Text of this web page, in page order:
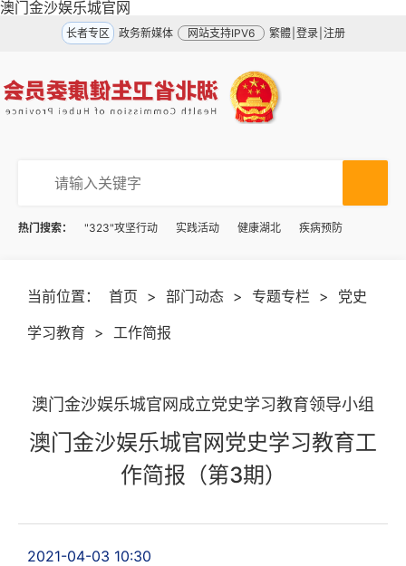
澳门金沙娱乐城官网
长者专区 政务新媒体 网站支持IPV6 繁體 登录 注册
热门搜索： "323"攻坚行动 实践活动 健康湖北 疾病预防
当前位置： 首页 > 部门动态 > 专题专栏 >
党史
学习教育 > 工作简报
澳门金沙娱乐城官网成立党史学习教育领导小组
澳门金沙娱乐城官网党史学习教育工
作简报（第3期）
2021-04-03 10:30